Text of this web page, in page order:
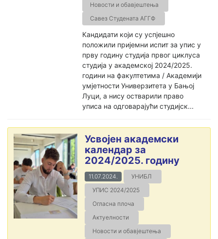
Новости и обавјештења
Савез Студената АГГФ
Кандидати који су успјешно
положили пријемни испит за упис у
прву годину студија првог циклуса
студија у академској 2024/2025.
години на факултетима / Академији
умјетности Универзитета у Бањој
Луци, а нису остварили право
уписа на одговарајући студијск...
Усвојен академски
календар за
2024/2025. годину
11.07.2024.
УНИБЛ
УПИС 2024/2025
Огласна плоча
Актуелности
Новости и обавјештења